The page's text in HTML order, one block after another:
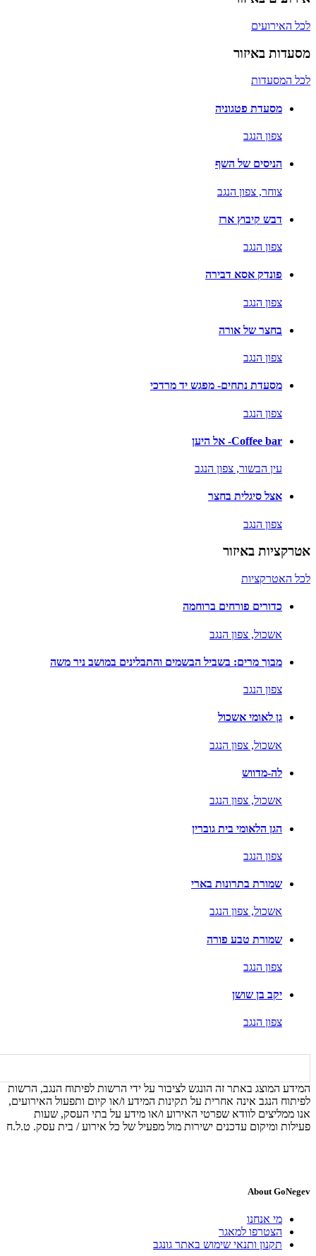
לכל האירועים
מסעדות באיזור
לכל המסעדות
מסעדת פטגוניה
צפון הנגב
הניסים של השף
צוחר, צפון הנגב
דבש קיבוץ ארז
צפון הנגב
פונדק אסא דבירה
צפון הנגב
בחצר של אורה
צפון הנגב
מסעדת נתחים- מפגש יד מרדכי
צפון הנגב
Coffee bar- אל היען
עין הבשור, צפון הנגב
אצל סיגלית בחצר
צפון הנגב
אטרקציות באיזור
לכל האטרקציות
כדורים פורחים ברוחמה
אשכול, צפון הנגב
מבוך מרים: בשביל הבשמים והתבלינים במושב ניר משה
צפון הנגב
גן לאומי אשכול
אשכול, צפון הנגב
לה-מדווש
אשכול, צפון הנגב
הגן הלאומי בית גוברין
צפון הנגב
שמורת בתרונות בארי
אשכול, צפון הנגב
שמורת טבע פורה
צפון הנגב
יקב בן שושן
צפון הנגב
המידע המוצג באתר זה הונגש לציבור על ידי הרשות לפיתוח הנגב, הרשות
לפיתוח הנגב אינה אחרית על תקינות המידע ו/או קיום ותפעול האירועים,
אנו ממליצים לוודא שפרטי האירוע ו/או מידע על בתי העסק, שעות
פעילות ומיקום עדכנים ישירות מול מפעיל של כל אירוע / בית עסק. ט.ל.ח
About GoNegev
מי אנחנו
הצטרפו למאגר
תקנון ותנאי שימוש באתר גונגב